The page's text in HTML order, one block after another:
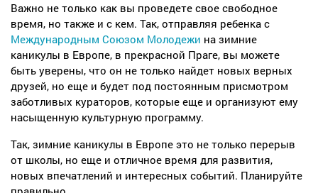
Важно не только как вы проведете свое свободное
время, но также и с кем. Так, отправляя ребенка с
Международным Союзом Молодежи на зимние
каникулы в Европе, в прекрасной Праге, вы можете
быть уверены, что он не только найдет новых верных
друзей, но еще и будет под постоянным присмотром
заботливых кураторов, которые еще и организуют ему
насыщенную культурную программу.
Так, зимние каникулы в Европе это не только перерыв
от школы, но еще и отличное время для развития,
новых впечатлений и интересных событий. Планируйте